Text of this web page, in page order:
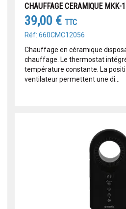
CHAUFFAGE CERAMIQUE MKK-
39,00 € TTC
Réf: 660CMC12056
Chauffage en céramique
chauffage. Le thermostat
température constante. La
ventilateur permettent une di...